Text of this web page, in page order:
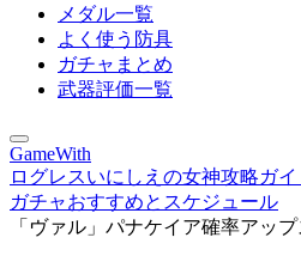
メダル一覧
よく使う防具
ガチャまとめ
武器評価一覧
GameWith
ログレスいにしえの女神攻略ガイ
ガチャおすすめとスケジュール
「ヴァル」パナケイア確率アッ